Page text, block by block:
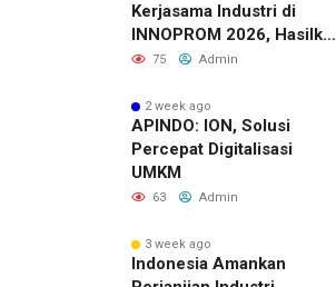
Kerjasama Industri di
INNOPROM 2026, Hasilkan
Belasan Kerja Sama
75 Admin
2 week ago
APINDO: ION, Solusi
Percepat Digitalisasi
UMKM
63 Admin
3 week ago
Indonesia Amankan